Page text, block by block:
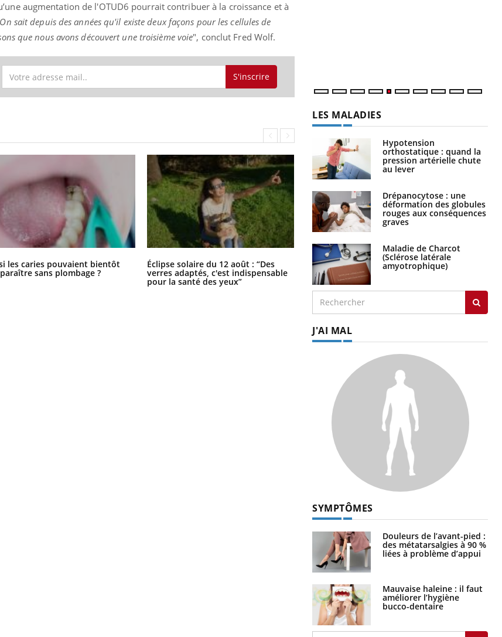
augmentation de l'OTUD6 pourrait contribuer à la croissance et à
On sait depuis des années qu'il existe deux façons pour les cellules de
que nous avons découvert une troisième voie", conclut Fred Wolf.
S'inscrire
les caries pouvaient bientôt
sans plombage ?
Éclipse solaire du 12 août : “Des
verres adaptés, c'est indispensable
pour la santé des yeux”
Les troubles du sommeil modifient
votre cerveau !
LES MALADIES
Hypotension
orthostatique : quand la
pression artérielle chute
au lever
Drépanocytose : une
déformation des globules
rouges aux conséquences
graves
Maladie de Charcot
(Sclérose latérale
amyotrophique)
J'AI MAL
SYMPTÔMES
Douleurs de l’avant-pied :
des métatarsalgies à 90 %
liées à problème d’appui
Mauvaise haleine : il faut
améliorer l’hygiène
bucco-dentaire